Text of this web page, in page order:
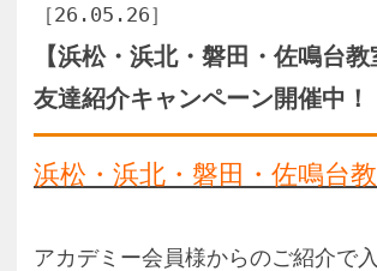
アカデミー会員様からのご紹介で入会していた
だくと
ご紹介者様（会員様）・ご入会者様（紹介さ
れた方）それぞれに
全店で使える1,000円の受講料割引
チケット
をプレゼント♪♪
限定 30組様 にそれぞれに